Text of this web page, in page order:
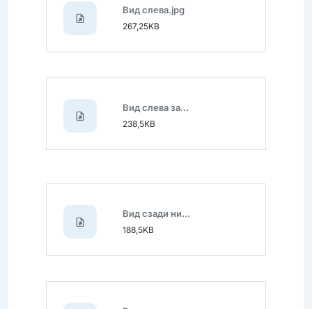
Вид слева.jpg
267,25KB
Вид слева задняя.jpg
238,5KB
Вид сзади нижней части.jpg
188,5KB